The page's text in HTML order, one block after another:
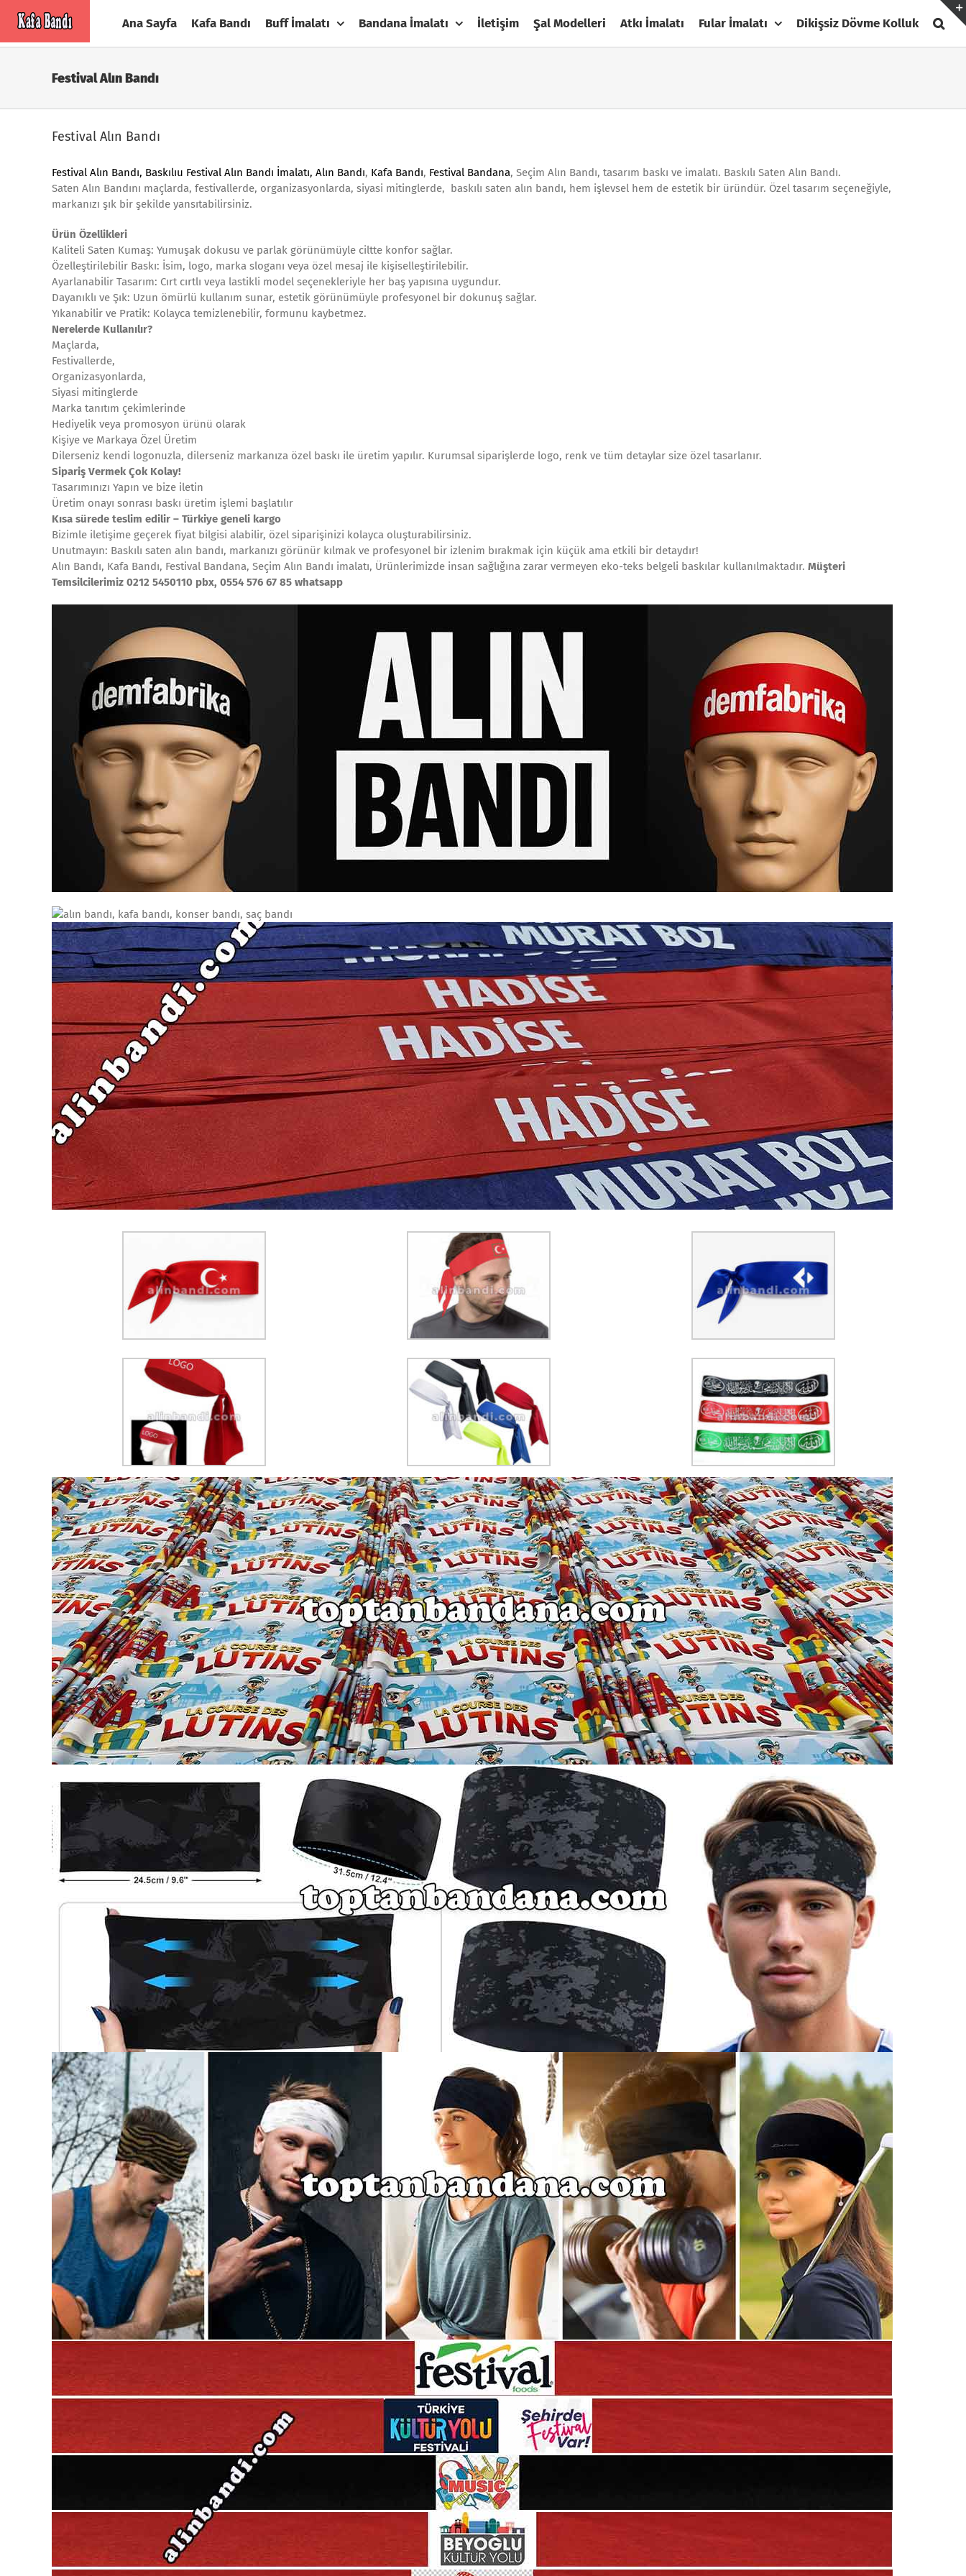
Ana Sayfa Kafa Bandı Buff İmalatı Bandana İmalatı İletişim Şal Modelleri Atkı İmalatı Fular İmalatı Dikişsiz Dövme Kolluk
Festival Alın Bandı
Festival Alın Bandı
Festival Alın Bandı, Baskılıu Festival Alın Bandı İmalatı, Alın Bandı, Kafa Bandı, Festival Bandana, Seçim Alın Bandı, tasarım baskı ve imalatı. Baskılı Saten Alın Bandı.
Saten Alın Bandını maçlarda, festivallerde, organizasyonlarda, siyasi mitinglerde, baskılı saten alın bandı, hem işlevsel hem de estetik bir üründür. Özel tasarım seçeneğiyle,
markanızı şık bir şekilde yansıtabilirsiniz.
Ürün Özellikleri
Kaliteli Saten Kumaş: Yumuşak dokusu ve parlak görünümüyle ciltte konfor sağlar.
Özelleştirilebilir Baskı: İsim, logo, marka sloganı veya özel mesaj ile kişiselleştirilebilir.
Ayarlanabilir Tasarım: Cırt cırtlı veya lastikli model seçenekleriyle her baş yapısına uygundur.
Dayanıklı ve Şık: Uzun ömürlü kullanım sunar, estetik görünümüyle profesyonel bir dokunuş sağlar.
Yıkanabilir ve Pratik: Kolayca temizlenebilir, formunu kaybetmez.
Nerelerde Kullanılır?
Maçlarda,
Festivallerde,
Organizasyonlarda,
Siyasi mitinglerde
Marka tanıtım çekimlerinde
Hediyelik veya promosyon ürünü olarak
Kişiye ve Markaya Özel Üretim
Dilerseniz kendi logonuzla, dilerseniz markanıza özel baskı ile üretim yapılır. Kurumsal siparişlerde logo, renk ve tüm detaylar size özel tasarlanır.
Sipariş Vermek Çok Kolay!
Tasarımınızı Yapın ve bize iletin
Üretim onayı sonrası baskı üretim işlemi başlatılır
Kısa sürede teslim edilir – Türkiye geneli kargo
Bizimle iletişime geçerek fiyat bilgisi alabilir, özel siparişinizi kolayca oluşturabilirsiniz.
Unutmayın: Baskılı saten alın bandı, markanızı görünür kılmak ve profesyonel bir izlenim bırakmak için küçük ama etkili bir detaydır!
Alın Bandı, Kafa Bandı, Festival Bandana, Seçim Alın Bandı imalatı, Ürünlerimizde insan sağlığına zarar vermeyen eko-teks belgeli baskılar kullanılmaktadır. Müşteri
Temsilcilerimiz 0212 5450110 pbx, 0554 576 67 85 whatsapp